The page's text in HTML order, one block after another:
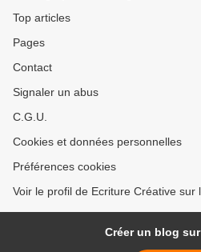
Top articles
Pages
Contact
Signaler un abus
C.G.U.
Cookies et données personnelles
Préférences cookies
Voir le profil de Ecriture Créative sur
Créer un blog